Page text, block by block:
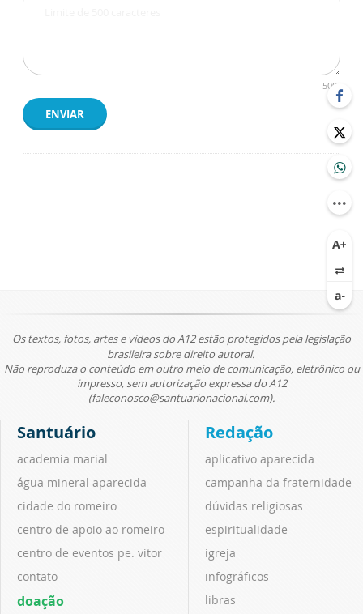
500
ENVIAR
Os textos, fotos, artes e vídeos do A12 estão protegidos pela legislação
brasileira sobre direito autoral.
Não reproduza o conteúdo em outro meio de comunicação, eletrônico ou
impresso, sem autorização expressa do A12
(faleconosco@santuarionacional.com).
Santuário
academia marial
água mineral aparecida
cidade do romeiro
centro de apoio ao romeiro
centro de eventos pe. vitor
contato
doação
Redação
aplicativo aparecida
campanha da fraternidade
dúvidas religiosas
espiritualidade
igreja
infográficos
libras